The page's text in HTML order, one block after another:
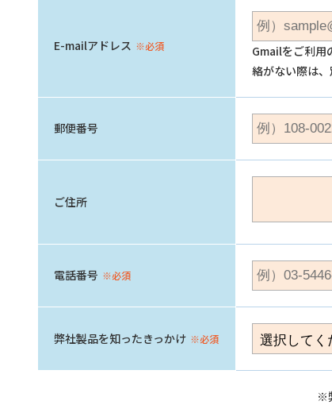
E-mailアドレス ※必須
Gmailをご利用
絡がない際は
郵便番号
ご住所
電話番号 ※必須
弊社製品を知ったきっかけ ※必須
※